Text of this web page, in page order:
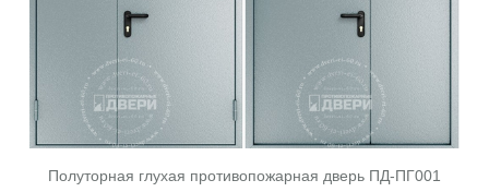
Полуторная глухая противопожарная дверь ПД-ПГ001